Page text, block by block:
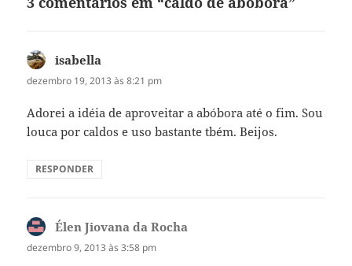
isabella
dezembro 19, 2013 às 8:21 pm
Adorei a idéia de aproveitar a abóbora até o fim. Sou
louca por caldos e uso bastante tbém. Beijos.
RESPONDER
Élen Jiovana da Rocha
dezembro 9, 2013 às 3:58 pm